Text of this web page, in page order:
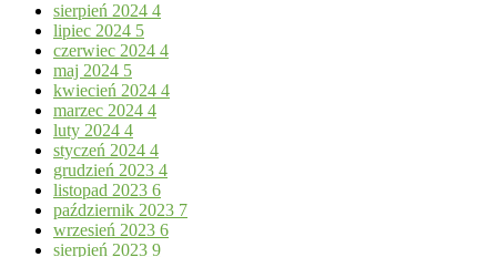
sierpień 2024 4
lipiec 2024 5
czerwiec 2024 4
maj 2024 5
kwiecień 2024 4
marzec 2024 4
luty 2024 4
styczeń 2024 4
grudzień 2023 4
listopad 2023 6
październik 2023 7
wrzesień 2023 6
sierpień 2023 9